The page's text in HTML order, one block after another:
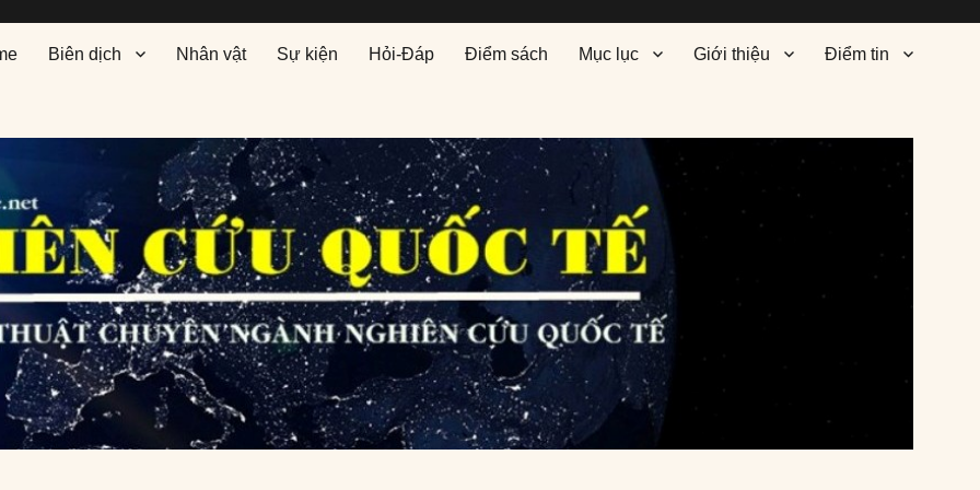
Biên dịch Nhân vật Sự kiện Hỏi-Đáp Điểm sách Mục lục Giới thiệu Điểm tin